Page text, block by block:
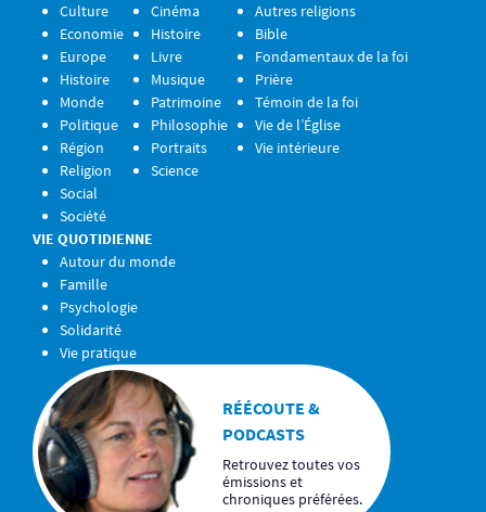
Culture
Economie
Europe
Histoire
Monde
Politique
Région
Religion
Social
Société
Cinéma
Histoire
Livre
Musique
Patrimoine
Philosophie
Portraits
Science
Autres religions
Bible
Fondamentaux de la foi
Prière
Témoin de la foi
Vie de l’Église
Vie intérieure
VIE QUOTIDIENNE
Autour du monde
Famille
Psychologie
Solidarité
Vie pratique
RÉÉCOUTE &
PODCASTS
Retrouvez toutes vos
émissions et
chroniques préférées.